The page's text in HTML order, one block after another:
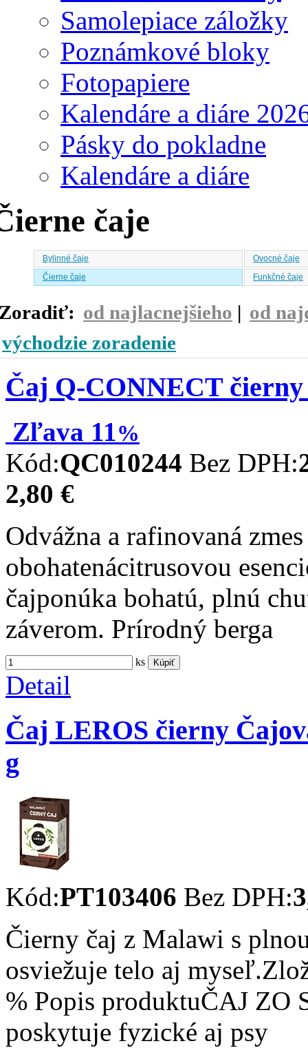
Samolepiace záložky
Poznámkové bloky
Fotopapiere
Kalendáre a diáre
Pásky do pokladne
Kalendáre a diáre
čaje
Bylinné čaje
Ovocné čaje
Čierne čaje
Funkčné čaje
od najlacnejšieho | od
východzie zoradenie
Čaj Q-CONNECT
Zľava 11%
Kód:QC010244 Bez DPH:
2,80 €
Odvážna a rafinovaná
obohatenácitrusovou
čajponúka bohatú, plnú
záverom. Prírodný berga
ks Kúpiť
Detail
Čaj LEROS čierny
g
Kód:PT103406 Bez DPH:
Čierny čaj z Malawi s
osviežuje telo aj
% Popis produktuČAJ ZO
poskytuje fyzické aj psy